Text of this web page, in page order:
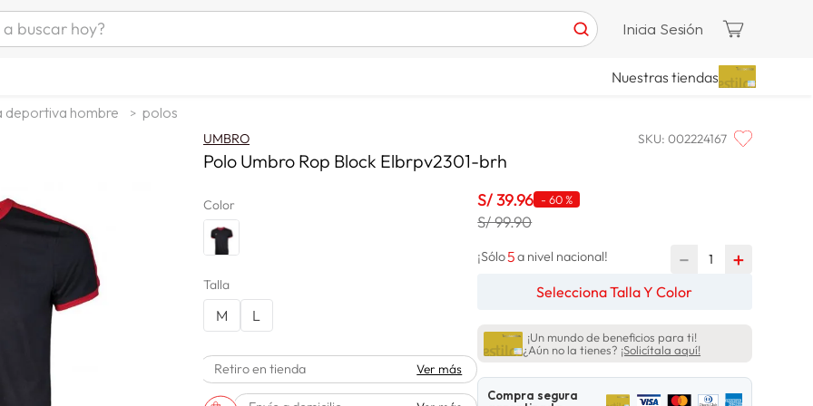
hoy?
Inicia Sesión
Nuestras tiendas
deportiva hombre polos
UMBRO SKU: 002224167
Polo Umbro Rop Block Elbrpv2301-brh
Color
Talla
M L
Retiro en tienda Ver más
S/39.96 -60 %
S/ 99.90
¡Sólo5a nivel nacional! ＋
－
Selecciona Talla Y Color
¡Un mundo de beneficios para ti!
¿Aún no la tienes? ¡Solicítala aquí!
Compra segura